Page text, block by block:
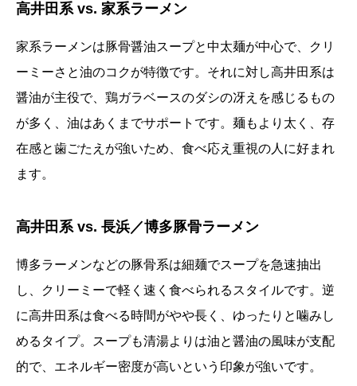
高井田系 vs. 家系ラーメン
家系ラーメンは豚骨醤油スープと中太麺が中心で、クリ
ーミーさと油のコクが特徴です。それに対し高井田系は
醤油が主役で、鶏ガラベースのダシの冴えを感じるもの
が多く、油はあくまでサポートです。麺もより太く、存
在感と歯ごたえが強いため、食べ応え重視の人に好まれ
ます。
高井田系 vs. 長浜／博多豚骨ラーメン
博多ラーメンなどの豚骨系は細麺でスープを急速抽出
し、クリーミーで軽く速く食べられるスタイルです。逆
に高井田系は食べる時間がやや長く、ゆったりと噛みし
めるタイプ。スープも清湯よりは油と醤油の風味が支配
的で、エネルギー密度が高いという印象が強いです。